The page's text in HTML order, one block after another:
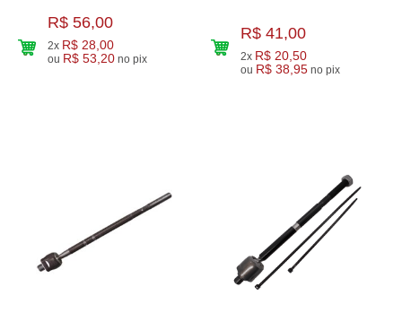
R$ 56,00
2x R$ 28,00
ou R$ 53,20 no pix
R$ 41,00
2x R$ 20,50
ou R$ 38,95 no pix